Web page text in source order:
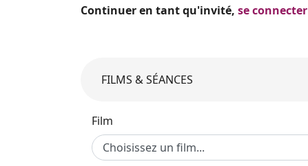
Continuer en tant qu'invité, se connecter
FILMS & SÉANCES
Film